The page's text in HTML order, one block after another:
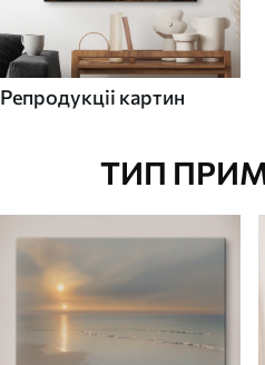
Репродукціі картин
ТИП